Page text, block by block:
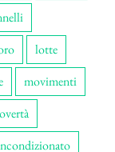
lotte
movimenti